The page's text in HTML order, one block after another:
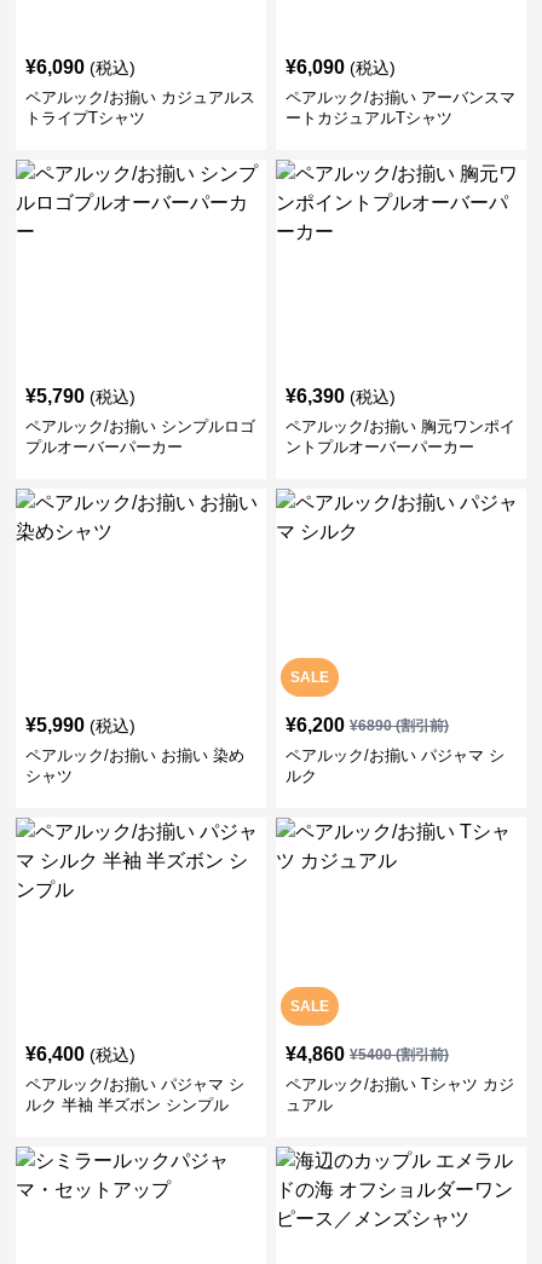
¥6,090 (税込)
ペアルック/お揃い カジュアルス
トライプTシャツ
¥6,090 (税込)
ペアルック/お揃い アーバンスマ
ートカジュアルTシャツ
¥5,790 (税込)
ペアルック/お揃い シンプルロゴ
プルオーバーパーカー
¥6,390 (税込)
ペアルック/お揃い 胸元ワンポイ
ントプルオーバーパーカー
¥5,990 (税込)
ペアルック/お揃い お揃い 染め
シャツ
SALE
¥6,200 ¥6890(割引前)
ペアルック/お揃い パジャマ シ
ルク
¥6,400 (税込)
ペアルック/お揃い パジャマ シ
ルク 半袖 半ズボン シンプル
SALE
¥4,860 ¥5400(割引前)
ペアルック/お揃い Tシャツ カジ
ュアル